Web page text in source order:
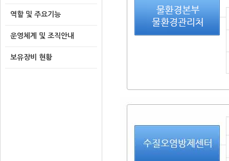
역할 및 주요기능
운영체계 및 조직안내
보유장비 현황